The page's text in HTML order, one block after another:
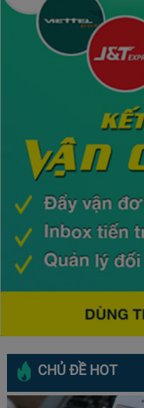
CHỦ ĐỀ HOT